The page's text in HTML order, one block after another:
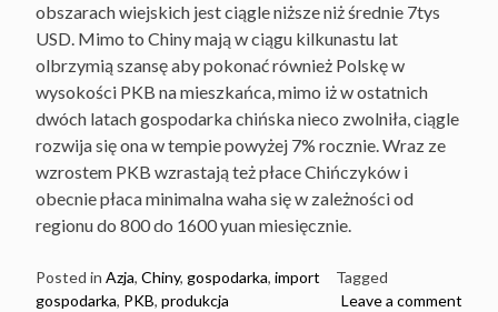
obszarach wiejskich jest ciągle niższe niż średnie 7tys
USD. Mimo to Chiny mają w ciągu kilkunastu lat
olbrzymią szansę aby pokonać również Polskę w
wysokości PKB na mieszkańca, mimo iż w ostatnich
dwóch latach gospodarka chińska nieco zwolniła, ciągle
rozwija się ona w tempie powyżej 7% rocznie. Wraz ze
wzrostem PKB wzrastają też płace Chińczyków i
obecnie płaca minimalna waha się w zależności od
regionu do 800 do 1600 yuan miesięcznie.
Posted in Azja, Chiny, gospodarka, import
Tagged
gospodarka, PKB, produkcja Leave a comment